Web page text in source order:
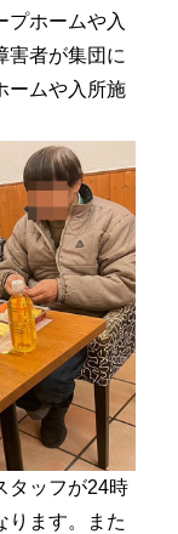
プホームや入
害者が集団に
ームや入所施
タッフが24時
ります。また